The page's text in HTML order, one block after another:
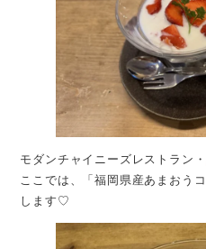
モダンチャイニーズレストラン・
ここでは、「福岡県産あまおう
します♡